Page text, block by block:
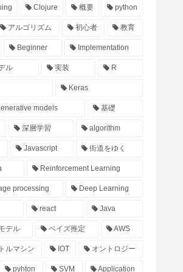
Clojure 概要 python
アルゴリズム 初心者 教育
Beginner Implementation
ル 実装 R
Keras
models 基礎
深層学習 algorithm
Javascript 街道をゆく
Reinforcement Learning
processing Deep Learning
react Java
デル ベイズ推定 AWS
ルマシン IOT オントロジー
pyhton SVM Application